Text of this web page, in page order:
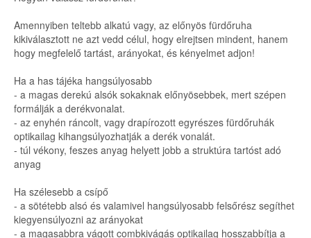
Amennyiben teltebb alkatú vagy, az előnyös fürdőruha
kikiválasztott ne azt vedd célul, hogy elrejtsen mindent, hanem
hogy megfelelő tartást, arányokat, és kényelmet adjon!
Ha a has tájéka hangsúlyosabb
- a magas derekú alsók sokaknak előnyösebbek, mert szépen
formálják a derékvonalat.
- az enyhén ráncolt, vagy drapírozott egyrészes fürdőruhák
optikailag kihangsúlyozhatják a derék vonalát.
- túl vékony, feszes anyag helyett jobb a struktúra tartóst adó
anyag
Ha szélesebb a csípő
- a sötétebb alsó és valamivel hangsúlyosabb felsőrész segíthet
kiegyensúlyozni az arányokat
- a magasabbra vágott combkivágás optikailag hosszabbítja a